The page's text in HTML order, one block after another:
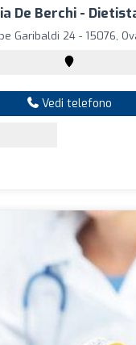
De Berchi -
Garibaldi 24 - 15076,
Vedi telefono